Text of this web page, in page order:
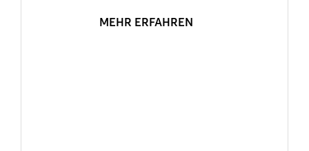
MEHR ERFAHREN